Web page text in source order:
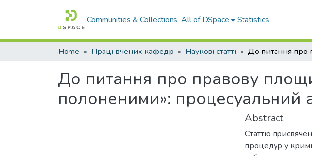
Communities & Collections All of DSpace Statistics
Home Праці вчених кафедр Наукові статті
До питання про правову
полоненими»: процесуальний
Abstract
Статтю
процедур у